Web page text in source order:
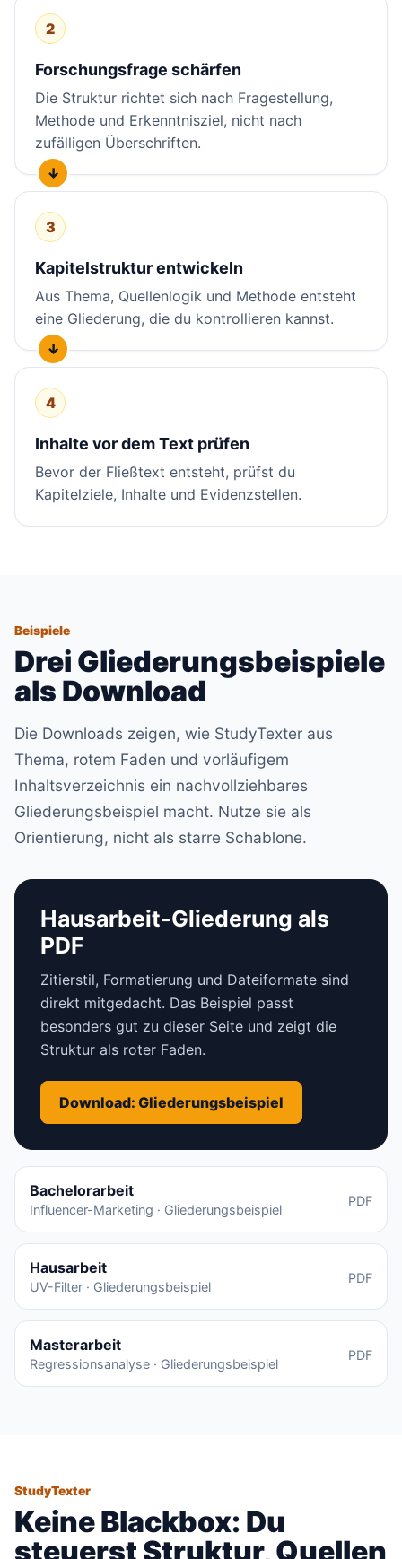
2
Forschungsfrage schärfen
Die Struktur richtet sich nach Fragestellung,
Methode und Erkenntnisziel, nicht nach
zufälligen Überschriften.
3
Kapitelstruktur entwickeln
Aus Thema, Quellenlogik und Methode entsteht
eine Gliederung, die du kontrollieren kannst.
4
Inhalte vor dem Text prüfen
Bevor der Fließtext entsteht, prüfst du
Kapitelziele, Inhalte und Evidenzstellen.
Beispiele
Drei Gliederungsbeispiele
als Download
Die Downloads zeigen, wie StudyTexter aus
Thema, rotem Faden und vorläufigem
Inhaltsverzeichnis ein nachvollziehbares
Gliederungsbeispiel macht. Nutze sie als
Orientierung, nicht als starre Schablone.
Hausarbeit-Gliederung als
PDF
Zitierstil, Formatierung und Dateiformate sind
direkt mitgedacht. Das Beispiel passt
besonders gut zu dieser Seite und zeigt die
Struktur als roter Faden.
Download: Gliederungsbeispiel
Bachelorarbeit
Influencer-Marketing · Gliederungsbeispiel
PDF
Hausarbeit
UV-Filter · Gliederungsbeispiel
PDF
Masterarbeit
Regressionsanalyse · Gliederungsbeispiel
PDF
StudyTexter
Keine Blackbox: Du
steuerst Struktur, Quellen